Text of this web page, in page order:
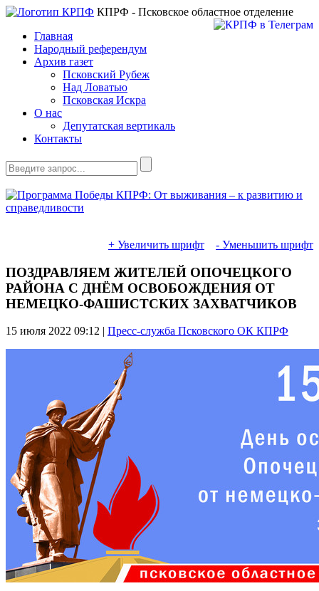
КПРФ - Псковское областное отделение
Главная
Народный референдум
Архив газет
Псковский Рубеж
Над Ловатью
Псковская Искра
О нас
Депутатская вертикаль
Контакты
+ Увеличить шрифт - Уменьшить шрифт
ПОЗДРАВЛЯЕМ ЖИТЕЛЕЙ ОПОЧЕЦКОГО
РАЙОНА С ДНЁМ ОСВОБОЖДЕНИЯ ОТ
НЕМЕЦКО-ФАШИСТСКИХ ЗАХВАТЧИКОВ
15 июля 2022 09:12 | Пресс-служба Псковского ОК КПРФ